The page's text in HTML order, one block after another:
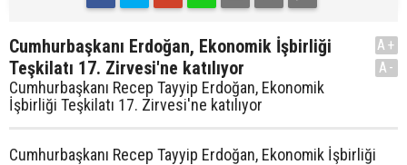
Cumhurbaşkanı Erdoğan, Ekonomik İşbirliği
Teşkilatı 17. Zirvesi'ne katılıyor
Cumhurbaşkanı Recep Tayyip Erdoğan, Ekonomik
İşbirliği Teşkilatı 17. Zirvesi'ne katılıyor
A+
A-
Cumhurbaşkanı Recep Tayyip Erdoğan, Ekonomik İşbirliği